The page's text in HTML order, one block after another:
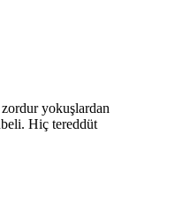
yokuşlardan
Hiç tereddüt